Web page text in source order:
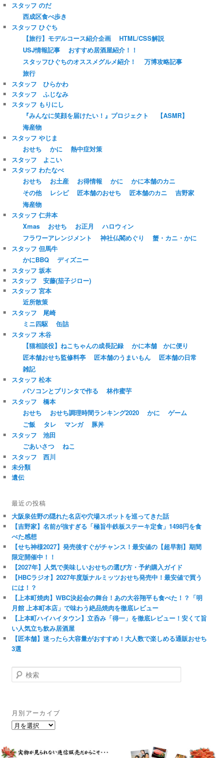
スタッフ のだ
西成区食べ歩き
スタッフ ひぐち
【旅行】モデルコース紹介企画
HTML/CSS解説
USJ情報記事
おすすめ居酒屋紹介！！
スタッフひぐちのオススメグルメ紹介！
万博攻略記事
旅行
スタッフ ひらかわ
スタッフ ふじなみ
スタッフ もりにし
『みんなに笑顔を届けたい！』プロジェクト
【ASMR】
海産物
スタッフ やじま
おせち
かに
熱中症対策
スタッフ よこい
スタッフ わたなべ
おせち
お土産 お得情報 かに
かに本舗のカニ
その他
レシピ 匠本舗のおせち 匠本舗のカニ
吉野家
海産物
スタッフ 仁井本
Xmas
おせち お正月
ハロウィン
フラワーアレンジメント
神社仏閣めぐり
蟹・カニ・かに
スタッフ 但馬牛
かにBBQ
ディズニー
スタッフ 坂本
スタッフ 安藤(茄子ジロー)
スタッフ 宮本
近所散策
スタッフ 尾崎
ミニ四駆
缶詰
スタッフ 木谷
【猫相談役】ねこちゃんの成長記録
かに本舗 かに便り
匠本舗おせち監修料亭
匠本舗のうまいもん
匠本舗の日常
雑記
スタッフ 松本
パソコンとプリンタで作る
林作蜜芋
スタッフ 橋本
おせち
おせち調理時間ランキング2020 かに
ゲーム
ご飯
タレ マンガ
豚丼
スタッフ 池田
ごあいさつ
ねこ
スタッフ 西川
未分類
遺伝
最近の投稿
大阪泉佐野の隠れた名店や穴場スポットを巡ってきた話
【吉野家】名前が強すぎる「極旨牛鉄板ステーキ定食」1498円を食
べた感想
【せち神様2027】発売後すぐがチャンス！最安値の【超早割】期間
限定開催中！！
【2027年】人気で美味しいおせちの選び方・予約購入ガイド
【HBCラジオ】2027年度版ナルミッツおせち発売中！最安値で買う
には！？
【上本町焼肉】WBC決起会の舞台！あの大谷翔平も食べた！？「明
月館 上本町本店」で味わう絶品焼肉を徹底レビュー
【上本町ハイハイタウン】立呑み「得一」を徹底レビュー！安くて旨
い人気立ち飲み居酒屋
【匠本舗】迷ったら大容量がおすすめ！大人数で楽しめる通販おせち
3選
検
索
月別アーカイブ
月
ー